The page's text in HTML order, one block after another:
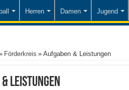
Herren Damen Jugend
Förderkreis » Aufgaben & Leistungen
Leistungen